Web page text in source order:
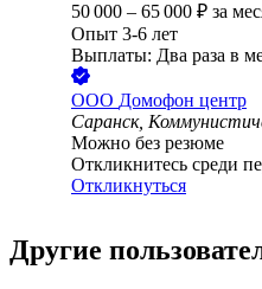
50 000 – 65 000 ₽ за
Опыт 3-6 лет
Выплаты: Два раза в
ООО Домофон центр
Саранск,
Можно без резюме
Откликнитесь среди
Откликнуться
Другие